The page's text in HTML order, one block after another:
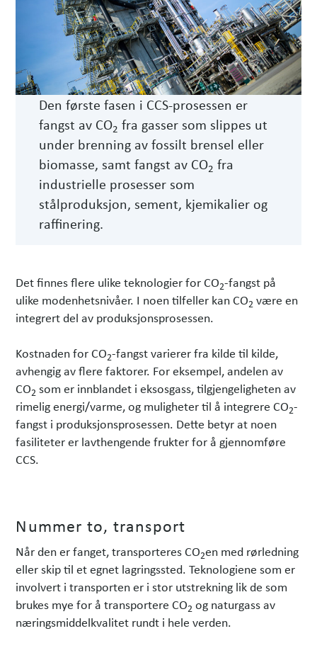
Den første fasen i CCS-prosessen er
fangst av CO2 fra gasser som slippes ut
under brenning av fossilt brensel eller
biomasse, samt fangst av CO2 fra
industrielle prosesser som
stålproduksjon, sement, kjemikalier og
raffinering.
Det finnes flere ulike teknologier for CO2-fangst på
ulike modenhetsnivåer. I noen tilfeller kan CO2 være en
integrert del av produksjonsprosessen.
Kostnaden for CO2-fangst varierer fra kilde til kilde,
avhengig av flere faktorer. For eksempel, andelen av
CO2 som er innblandet i eksosgass, tilgjengeligheten av
rimelig energi/varme, og muligheter til å integrere CO2-
fangst i produksjonsprosessen. Dette betyr at noen
fasiliteter er lavthengende frukter for å gjennomføre
CCS.
Nummer to, transport
Når den er fanget, transporteres CO2en med rørledning
eller skip til et egnet lagringssted. Teknologiene som er
involvert i transporten er i stor utstrekning lik de som
brukes mye for å transportere CO2 og naturgass av
næringsmiddelkvalitet rundt i hele verden.